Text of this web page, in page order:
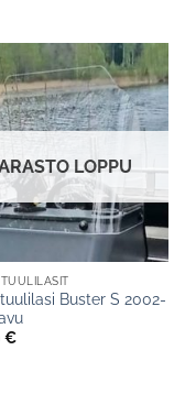
LOPPU
Buster S 2002-
€